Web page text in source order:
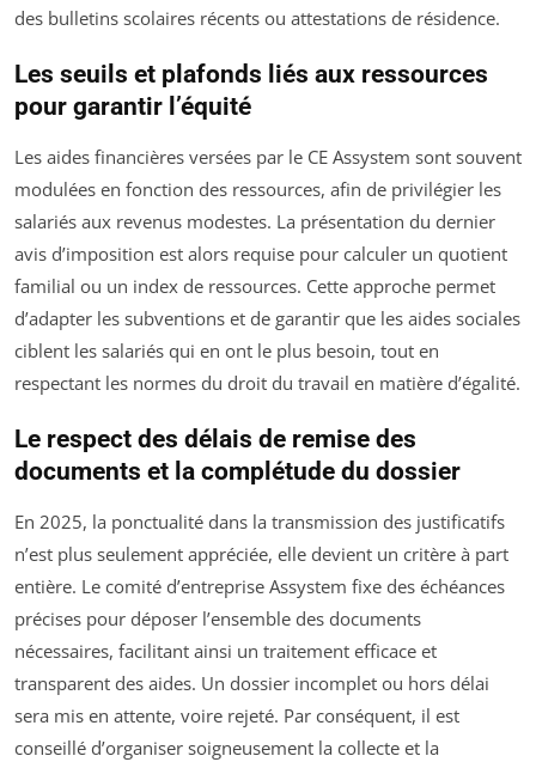
des bulletins scolaires récents ou attestations de résidence.
Les seuils et plafonds liés aux ressources
pour garantir l’équité
Les aides financières versées par le CE Assystem sont souvent
modulées en fonction des ressources, afin de privilégier les
salariés aux revenus modestes. La présentation du dernier
avis d’imposition est alors requise pour calculer un quotient
familial ou un index de ressources. Cette approche permet
d’adapter les subventions et de garantir que les aides sociales
ciblent les salariés qui en ont le plus besoin, tout en
respectant les normes du droit du travail en matière d’égalité.
Le respect des délais de remise des
documents et la complétude du dossier
En 2025, la ponctualité dans la transmission des justificatifs
n’est plus seulement appréciée, elle devient un critère à part
entière. Le comité d’entreprise Assystem fixe des échéances
précises pour déposer l’ensemble des documents
nécessaires, facilitant ainsi un traitement efficace et
transparent des aides. Un dossier incomplet ou hors délai
sera mis en attente, voire rejeté. Par conséquent, il est
conseillé d’organiser soigneusement la collecte et la